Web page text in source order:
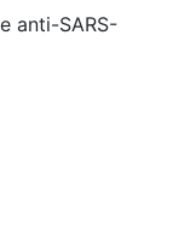
anti-SARS-